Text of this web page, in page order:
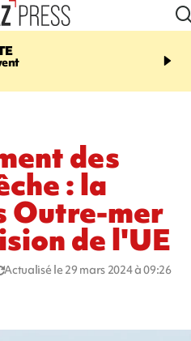
07:58
téléphérique Papang
des
: la
Outre-mer
de l'UE
Actualisé le 29 mars 2024 à 09:26